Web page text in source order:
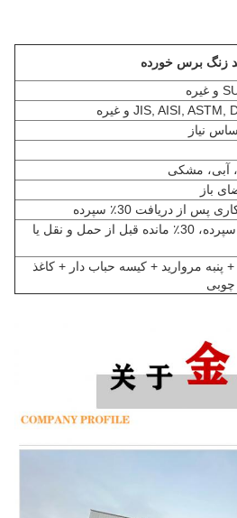
زنگ برس خورده
نیاز
آبی، مشکی
باز
30٪ TT برای سپرده، 30٪ مانده قبل از حمل و نقل یا
فیلم PVC/PE + پنبه مروارید + کیسه حباب دار + کاغذ